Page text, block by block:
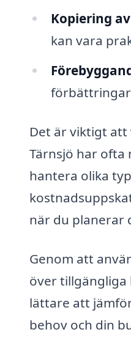
Kopiering
kan vara
Det är viktigt att
Tärnsjö har
hantera olika
när du planerar
Genom att
över tillgängliga
lättare att
behov och din